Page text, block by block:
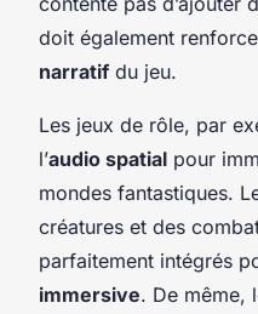
doit également
narratif du jeu.
Les jeux de rôle, par
l’audio spatial pour
mondes fantastiques.
créatures et des
parfaitement intégrés
immersive. De même,